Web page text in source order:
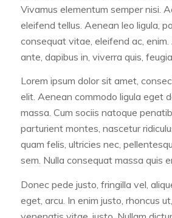
Vivamus elementum semper nisi.
eleifend tellus. Aenean leo ligula,
consequat vitae, eleifend ac, enim.
ante, dapibus in, viverra quis,
Lorem ipsum dolor sit amet,
elit. Aenean commodo ligula eget
massa. Cum sociis natoque
parturient montes, nascetur
quam felis, ultricies nec,
sem. Nulla consequat massa quis
Donec pede justo, fringilla vel,
eget, arcu. In enim justo, rhoncus